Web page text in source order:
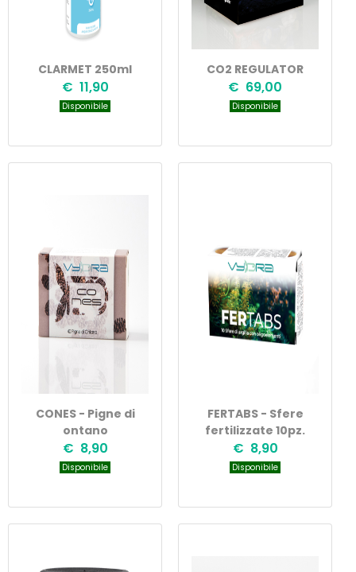
CLARMET 250ml
€ 11,90
Disponibile
CO2 REGULATOR
€ 69,00
Disponibile
CONES - Pigne di
ontano
€ 8,90
Disponibile
FERTABS - Sfere
fertilizzate 10pz.
€ 8,90
Disponibile